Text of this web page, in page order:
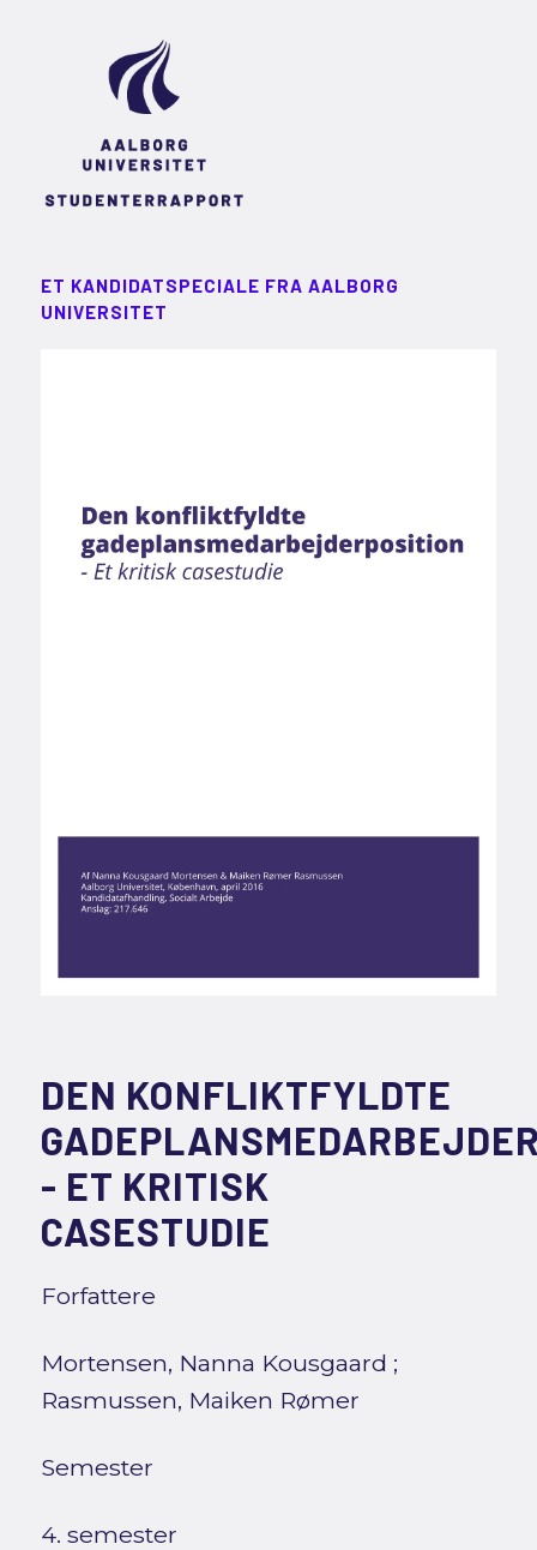
ET KANDIDATSPECIALE FRA AALBORG
UNIVERSITET
DEN KONFLIKTFYLDTE
- ET KRITISK
CASESTUDIE
Forfattere
Mortensen, Nanna Kousgaard ;
Rasmussen, Maiken Rømer
Semester
4. semester